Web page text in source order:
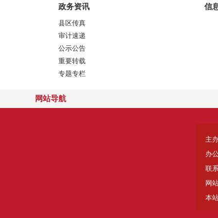
政务资讯
县区传真
审计速递
公示公告
重要转载
专题专栏
信
网站导航
主
办
联
网
本